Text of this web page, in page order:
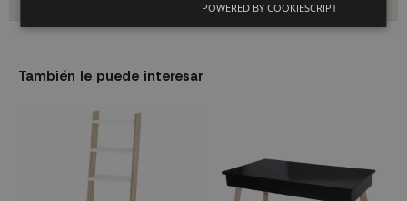
También le puede interesar
POWERED BY COOKIESCRIPT